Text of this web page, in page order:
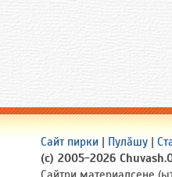
Сайт пирки | Пулӑшу |
(c) 2005-2026